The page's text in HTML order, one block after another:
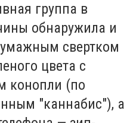
группа в
обнаружила и
свертком
цвета с
конопли (по
"каннабис"), а